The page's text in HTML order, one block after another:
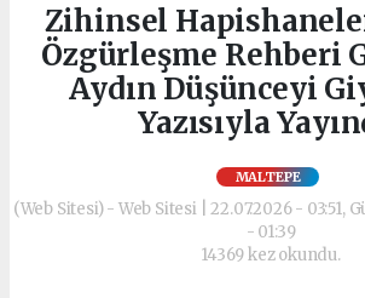
Zihinsel
Özgürleşme Rehberi
Aydın Düşünceyi
Yazısıyla
MALTEPE
(Web Sitesi) - Web Sitesi | 22.07.2026 - 03:51,
- 01:39
14369 kez okundu.